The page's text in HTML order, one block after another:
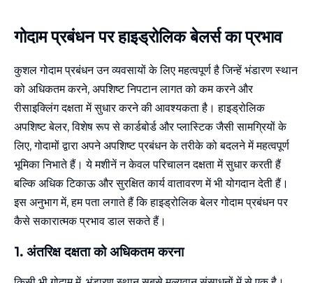
गोदाम प्रबंधन पर हाइड्रोलिक बेलर्स का प्रभाव
कुशल गोदाम प्रबंधन उन व्यवसायों के लिए महत्वपूर्ण है जिन्हें भंडारण स्थान
को अधिकतम करने, अपशिष्ट निपटान लागत को कम करने और
रीसाइक्लिंग दक्षता में सुधार करने की आवश्यकता है। हाइड्रोलिक
अपशिष्ट बेलर, विशेष रूप से कार्डबोर्ड और प्लास्टिक जैसी सामग्रियों के
लिए, गोदामों द्वारा अपने अपशिष्ट प्रबंधन के तरीके को बदलने में महत्वपूर्ण
भूमिका निभाते हैं। ये मशीनें न केवल परिचालन दक्षता में सुधार करती हैं
बल्कि अधिक टिकाऊ और सुरक्षित कार्य वातावरण में भी योगदान देती हैं।
इस अनुभाग में, हम पता लगाते हैं कि हाइड्रोलिक बेलर गोदाम प्रबंधन पर
कैसे सकारात्मक प्रभाव डाल सकते हैं।
1. अंतरिक्ष दक्षता को अधिकतम करना